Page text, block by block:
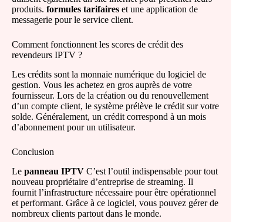
produits. formules tarifaires et une application de
messagerie pour le service client.
Comment fonctionnent les scores de crédit des
revendeurs IPTV ?
Les crédits sont la monnaie numérique du logiciel de
gestion. Vous les achetez en gros auprès de votre
fournisseur. Lors de la création ou du renouvellement
d’un compte client, le système prélève le crédit sur votre
solde. Généralement, un crédit correspond à un mois
d’abonnement pour un utilisateur.
Conclusion
Le panneau IPTV C’est l’outil indispensable pour tout
nouveau propriétaire d’entreprise de streaming. Il
fournit l’infrastructure nécessaire pour être opérationnel
et performant. Grâce à ce logiciel, vous pouvez gérer de
nombreux clients partout dans le monde.